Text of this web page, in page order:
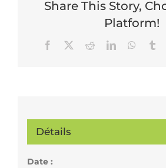
Share This Story,
Platform!
Facebook RedditLinkedIn
Détails
Date :